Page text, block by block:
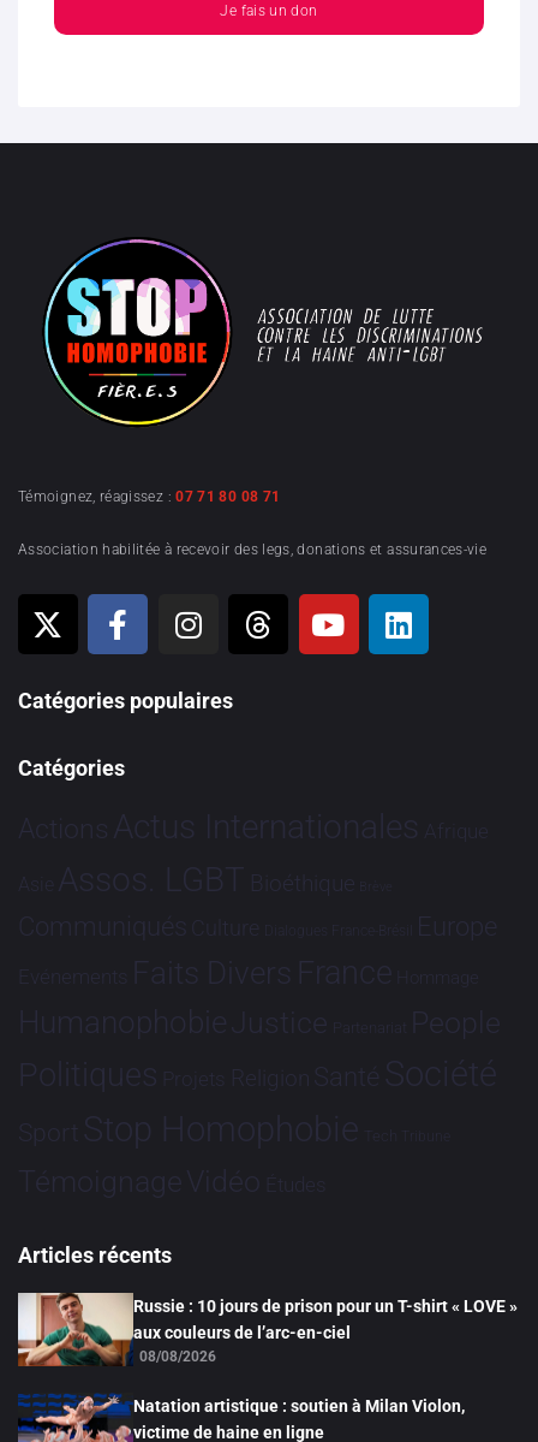
Je fais un don
Témoignez, réagissez :07 71 80 08 71
Association habilitée à recevoir des legs, donations et assurances-vie
Catégories populaires
Catégories
Actions Actus Internationales Afrique
Asie Assos. LGBT Bioéthique Brève
Communiqués Culture Dialogues France-Brésil Europe
Evénements Faits Divers France Hommage
HumanophobieJustice Partenariat People
Politiques Projets Religion Santé Société
Sport Stop Homophobie Tech Tribune
TémoignageVidéo Études
Articles récents
Russie : 10 jours de prison pour un T-shirt « LOVE »
aux couleurs de l’arc-en-ciel
08/08/2026
Natation artistique : soutien à Milan Violon,
victime de haine en ligne